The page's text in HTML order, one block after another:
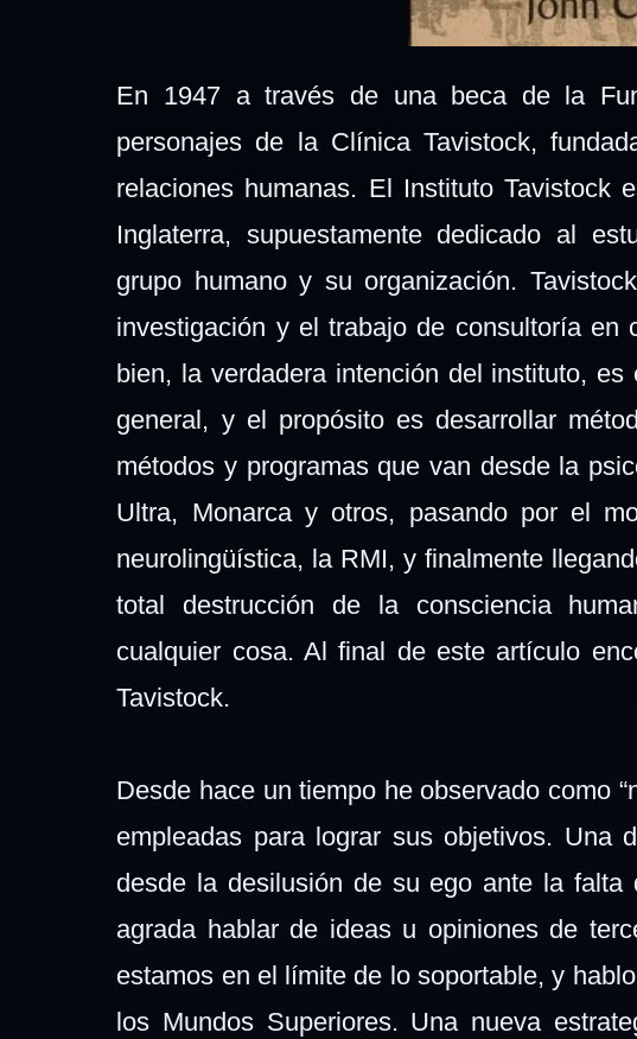
En 1947 a través de una beca de la
personajes de la Clínica Tavistock,
relaciones humanas. El Instituto Tavistock
Inglaterra, supuestamente dedicado al
grupo humano y su organización.
investigación y el trabajo de consultoría en
bien, la verdadera intención del instituto,
general, y el propósito es desarrollar
métodos y programas que van desde la
Ultra, Monarca y otros, pasando por el
neurolingüística, la RMI, y finalmente
total destrucción de la consciencia
cualquier cosa. Al final de este artículo
Tavistock.
Desde hace un tiempo he observado como
empleadas para lograr sus objetivos. Una
desde la desilusión de su ego ante la
agrada hablar de ideas u opiniones de
estamos en el límite de lo soportable, y
los Mundos Superiores. Una nueva